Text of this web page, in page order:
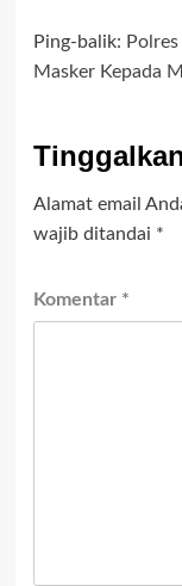
Ping-balik:
Masker Kepada
Alamat email
wajib ditandai *
Komentar *